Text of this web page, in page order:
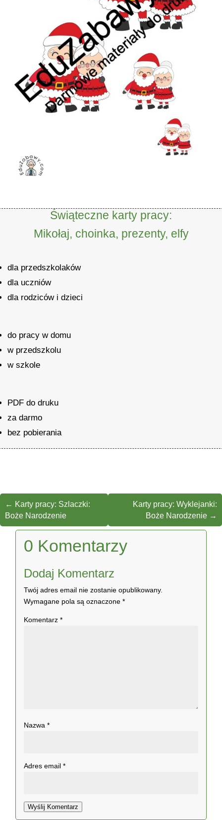
Świąteczne karty pracy:
Mikołaj, choinka, prezenty, elfy
dla przedszkolaków
dla uczniów
dla rodziców i dzieci
do pracy w domu
w przedszkolu
w szkole
PDF do druku
za darmo
bez pobierania
← Karty pracy: Szlaczki:
Boże Narodzenie
Karty pracy: Wyklejanki:
Boże Narodzenie →
0 Komentarzy
Dodaj Komentarz
Twój adres email nie zostanie opublikowany.
Wymagane pola są oznaczone*
Komentarz*
Nazwa*
Adres email*
Wyślij Komentarz